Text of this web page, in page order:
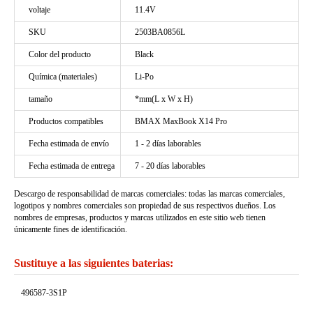
voltaje 11.4V
SKU 2503BA0856L
Color del producto Black
Química (materiales) Li-Po
tamaño *mm(L x W x H)
Productos compatibles BMAX MaxBook X14 Pro
Fecha estimada de envío 1 - 2 días laborables
Fecha estimada de entrega 7 - 20 días laborables
Descargo de responsabilidad de marcas comerciales: todas las marcas comerciales,
logotipos y nombres comerciales son propiedad de sus respectivos dueños. Los
nombres de empresas, productos y marcas utilizados en este sitio web tienen
únicamente fines de identificación.
Sustituye a las siguientes baterias:
496587-3S1P